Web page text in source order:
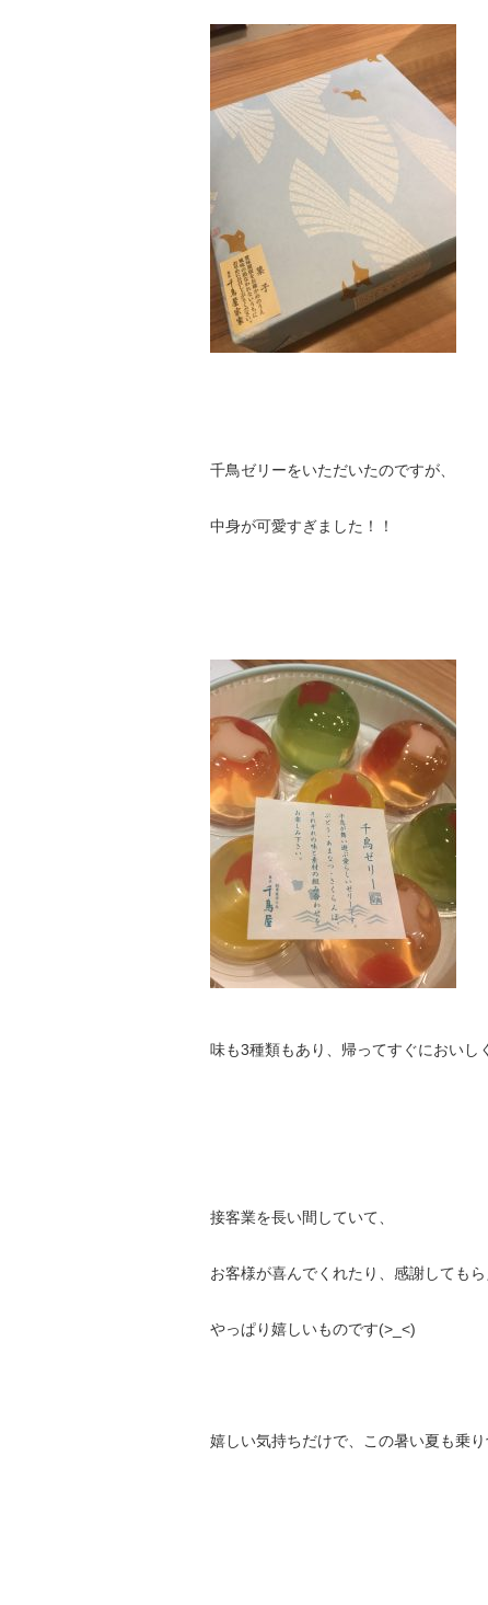
千鳥ゼリーをいただいたのですが、
中身が可愛すぎました！！
味も3種類もあり、帰ってすぐにおいし
接客業を長い間していて、
お客様が喜んでくれたり、感謝してもら
やっぱり嬉しいものです(>_<)
嬉しい気持ちだけで、この暑い夏も乗